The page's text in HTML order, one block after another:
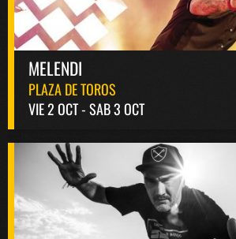
MELENDI
PLAZA DE TOROS
VIE 2 OCT - SAB 3 OCT